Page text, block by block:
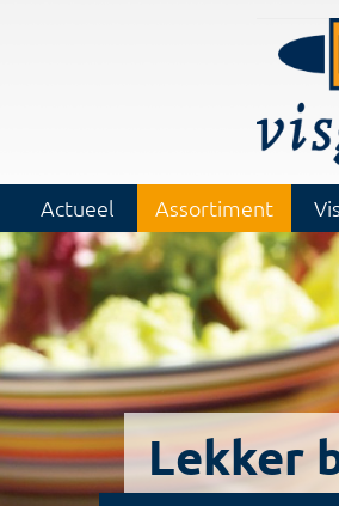
Actueel Assortiment
Lekker